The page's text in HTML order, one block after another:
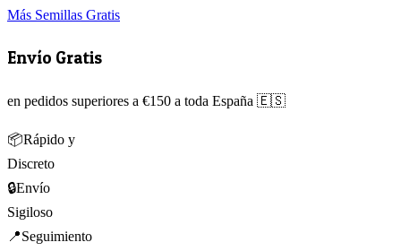
Más Semillas Gratis
Envío Gratis
en pedidos superiores a €150 a toda España 🇪🇸
📦Rápido y
Discreto
🔒Envío
Sigiloso
📍Seguimiento